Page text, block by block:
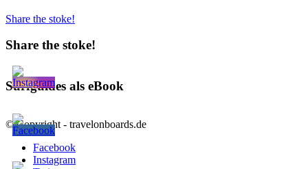
Share the stoke!
Share the stoke!
Surfguides als eBook
© Copyright - travelonboards.de
Facebook
Instagram